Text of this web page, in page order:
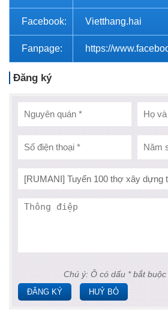
Facebook: Vietthang.hai
Fanpage: https://
Đăng ký
Chú ý: Ô có dấu * bắt
ĐĂNG KÝ HUỶ BỎ